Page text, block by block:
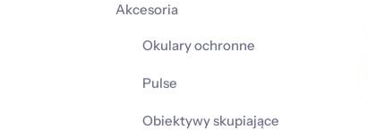
Akcesoria
Okulary ochronne
Pulse
Obiektywy skupiające